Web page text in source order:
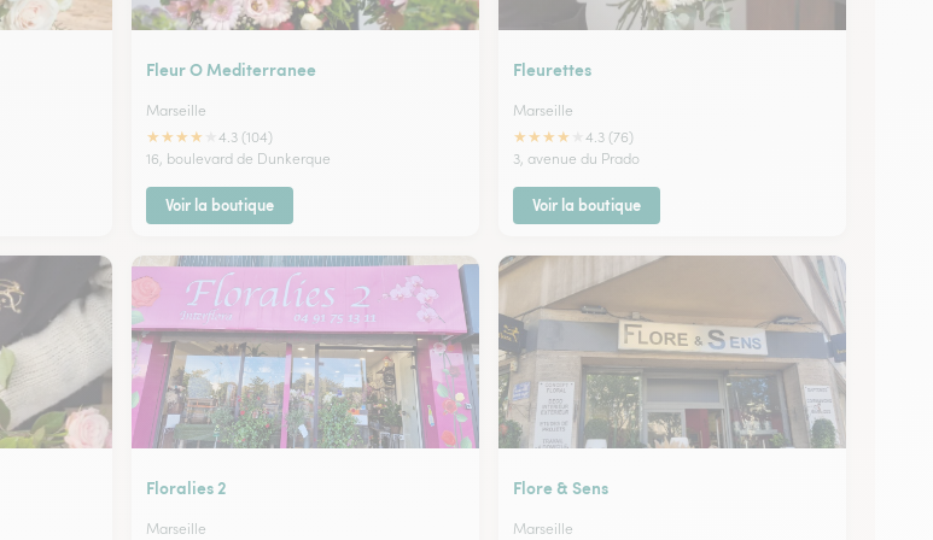
Fleur O Mediterranee
Marseille
★★★★
4.3 (104)
16, boulevard de Dunkerque
Voir la boutique
Fleurettes
Marseille
★★★★
4.3 (76)
3, avenue du Prado
Voir la boutique
Floralies 2
Marseille
Flore & Sens
Marseille